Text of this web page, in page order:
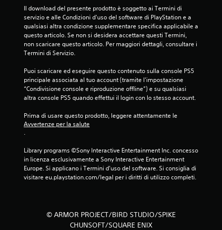
Il download del presente prodotto è soggetto ai Termini di
servizio e alle Condizioni d'uso del software di PlayStation e a
qualsiasi altra condizione supplementare specifica applicabile a
questo articolo. Se non si desidera accettare questi Termini,
non scaricare questo articolo. Per maggiori dettagli, consultare i
Termini di Servizio.
Puoi scaricare ed eseguire questo contenuto sulla console PS5
principale associata al tuo account (tramite l'impostazione
“Condivisione console e riproduzione offline”) e su qualsiasi
altra console PS5 quando effettui il login con lo stesso account.
Prima di usare questo prodotto, leggere attentamente le
Avvertenze per la salute
.
Library programs ©Sony Interactive Entertainment Inc. concesso
in licenza esclusivamente a Sony Interactive Entertainment
Europe. Si applicano i Termini d'uso del software. Si consiglia di
visitare eu.playstation.com/legal per i diritti di utilizzo completi.
© ARMOR PROJECT/BIRD STUDIO/SPIKE
CHUNSOFT/SQUARE ENIX